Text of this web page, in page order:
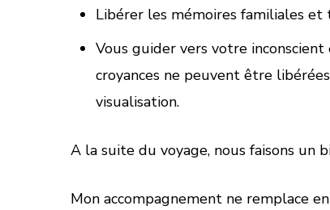
Libérer les mémoires familiales
Vous guider vers votre
croyances ne peuvent être
visualisation.
A la suite du voyage, nous faisons un
Mon accompagnement ne remplace